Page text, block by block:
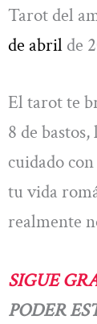
Tarot del
de abril de
El tarot te
8 de
cuidado
tu vida
realmente
SIGUE
PODER